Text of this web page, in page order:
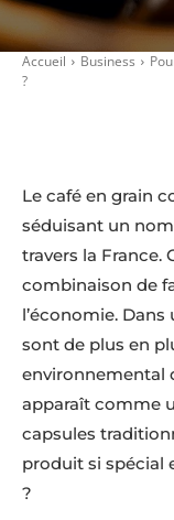
Accueil Business
?
Le café en grain
séduisant un
travers la France.
combinaison de
l’économie.
sont de plus en
environnemental
apparaît comme
capsules
produit si spécial
?